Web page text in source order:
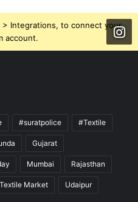
Integrations, to connect your
account.
#suratpolice #Textile
Gujarat
Mumbai Rajasthan
Textile Market Udaipur